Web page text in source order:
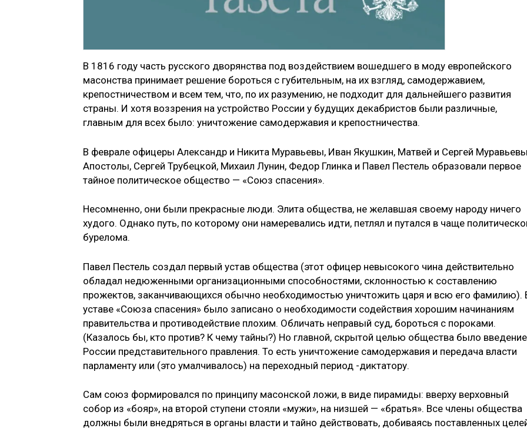
В 1816 году часть русского дво­рянства под воздействием во­шедшего в моду европейского
масонства принимает решение бо­роться с губительным, на их взгляд, самодержавием,
крепостничеством и всем тем, что, по их разумению, не подходит для дальнейшего раз­вития
страны. И хотя воззрения на устройство России у будущих дека­бристов были различные,
главным для всех было: уничтожение само­державия и крепостничества.
В феврале офицеры Александр и Никита Муравьевы, Иван Якушкин, Матвей и Сергей
Апосто­лы, Сергей Трубецкой, Михаил Лу­нин, Федор Глинка и Павел Пестель образовали первое
тайное полити­ческое общество — «Союз спасения».
Несомненно, они были прекрас­ные люди. Элита общества, не же­лавшая своему народу ничего
худо­го. Однако путь, по которому они намеревались идти, петлял и путал­ся в чаще
бурелома.
Павел Пестель создал первый устав общества (этот офицер невысокого чина действительно
обладал недюженными организационными способностями, склонностью к со­ставлению
прожектов, заканчива­ющихся обычно необходимостью уничтожить царя и всю его фами­лию).
уставе «Союза спасения» было записано о необходимости содействия хорошим начинаниям
правительства и противодействие плохим. Обличать неправый суд, бороться с пороками.
(Казалось бы, кто против? К чему тайны?) Но главной, скрытой целью общества было
России представи­тельного правления. То есть унич­тожение самодержавия и передача власти
парламенту или (это умал­чивалось) на переходный период -диктатору.
Сам союз формировался по принципу масонской ложи, в виде пирамиды: вверху верховный
собор из «бояр», на второй ступени сто­яли «мужи», на низшей — «братья». Все члены общества
должны были внедряться в органы власти и тайно действовать, добиваясь поставлен­ных